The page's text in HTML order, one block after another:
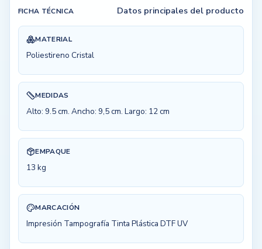
FICHA TÉCNICA Datos principales del producto
MATERIAL
Poliestireno Cristal
MEDIDAS
Alto: 9.5 cm. Ancho: 9,5 cm. Largo: 12 cm
EMPAQUE
13 kg
MARCACIÓN
Impresión Tampografía Tinta Plástica DTF UV